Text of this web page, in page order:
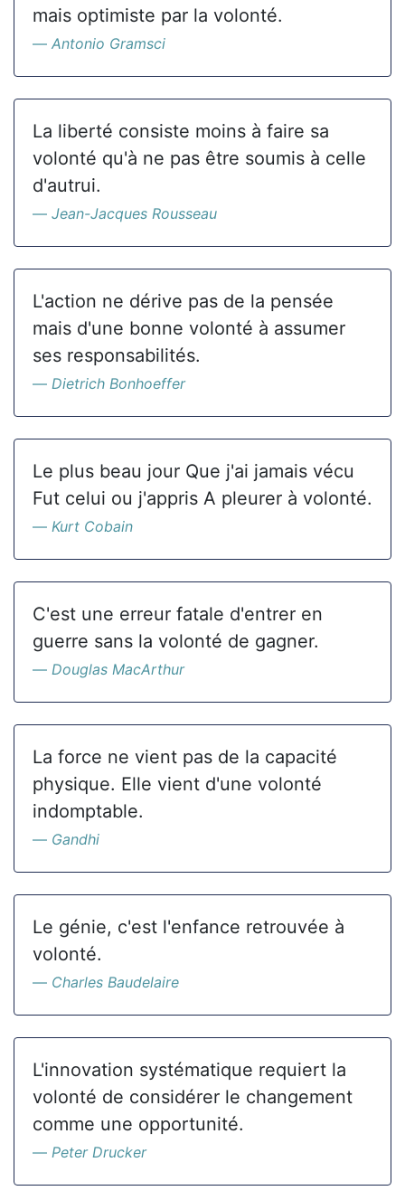
mais optimiste par la volonté.
Antonio Gramsci
La liberté consiste moins à faire sa
volonté qu'à ne pas être soumis à celle
d'autrui.
Jean-Jacques Rousseau
L'action ne dérive pas de la pensée
mais d'une bonne volonté à assumer
ses responsabilités.
Dietrich Bonhoeffer
Le plus beau jour Que j'ai jamais vécu
Fut celui ou j'appris A pleurer à volonté.
Kurt Cobain
C'est une erreur fatale d'entrer en
guerre sans la volonté de gagner.
Douglas MacArthur
La force ne vient pas de la capacité
physique. Elle vient d'une volonté
indomptable.
Gandhi
Le génie, c'est l'enfance retrouvée à
volonté.
Charles Baudelaire
L'innovation systématique requiert la
volonté de considérer le changement
comme une opportunité.
Peter Drucker